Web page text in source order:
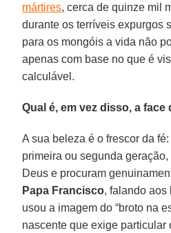
mártires, cerca de quinze mil
durante os terríveis expurgos
para os mongóis a vida não
apenas com base no que é
calculável.
Qual é, em vez disso, a face
A sua beleza é o frescor da
primeira ou segunda
Deus e procuram
Papa Francisco, falando aos
usou a imagem do “broto na
nascente que exige